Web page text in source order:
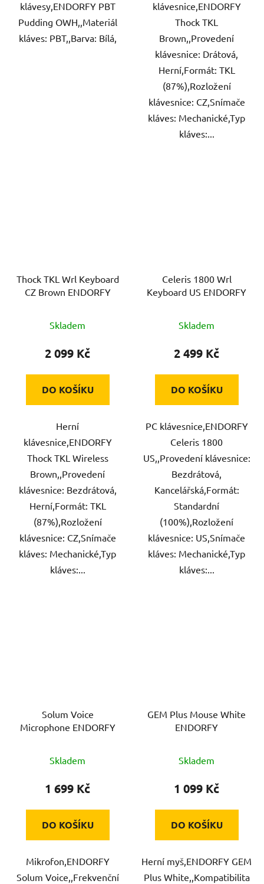
klávesy,ENDORFY PBT
Pudding OWH,,Materiál
kláves: PBT,,Barva: Bílá,
klávesnice,ENDORFY
Thock TKL
Brown,,Provedení
klávesnice: Drátová,
Herní,Formát: TKL
(87%),Rozložení
klávesnice: CZ,Snímače
kláves: Mechanické,Typ
kláves:...
Thock TKL Wrl Keyboard
CZ Brown ENDORFY
Skladem
2 099 Kč
DO KOŠÍKU
Herní
klávesnice,ENDORFY
Thock TKL Wireless
Brown,,Provedení
klávesnice: Bezdrátová,
Herní,Formát: TKL
(87%),Rozložení
klávesnice: CZ,Snímače
kláves: Mechanické,Typ
kláves:...
Celeris 1800 Wrl
Keyboard US ENDORFY
Skladem
2 499 Kč
DO KOŠÍKU
PC klávesnice,ENDORFY
Celeris 1800
US,,Provedení klávesnice:
Bezdrátová,
Kancelářská,Formát:
Standardní
(100%),Rozložení
klávesnice: US,Snímače
kláves: Mechanické,Typ
kláves:...
Solum Voice
Microphone ENDORFY
Skladem
1 699 Kč
DO KOŠÍKU
Mikrofon,ENDORFY
Solum Voice,,Frekvenční
GEM Plus Mouse White
ENDORFY
Skladem
1 099 Kč
DO KOŠÍKU
Herní myš,ENDORFY GEM
Plus White,,Kompatibilita